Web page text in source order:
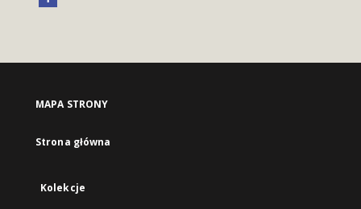
MAPA STRONY
Strona główna
Kolekcje